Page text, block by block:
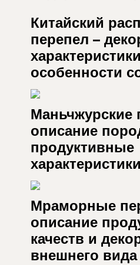
Китайский
перепел –
особенности
Маньчжурские
описание
продуктивные
характеристики
Мраморные
описание
качеств и
внешнего вида